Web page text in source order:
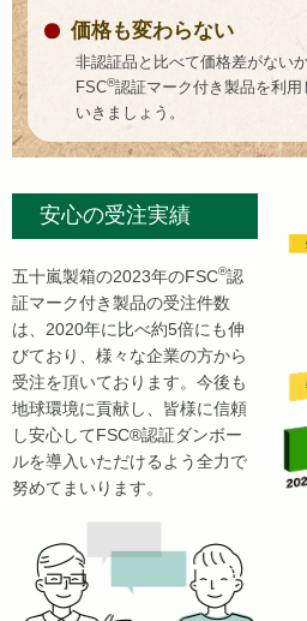
価格も変わらない
非認証品と比べて価格差がない
FSC®認証マーク付き製品を利
いきましょう。
安心の受注実績
五十嵐製箱の2023年のFSC®認
証マーク付き製品の受注件数
は、2020年に比べ約5倍にも伸
びており、様々な企業の方から
受注を頂いております。今後も
地球環境に貢献し、皆様に信頼
し安心してFSC®認証ダンボー
ルを導入いただけるよう全力で
努めてまいります。